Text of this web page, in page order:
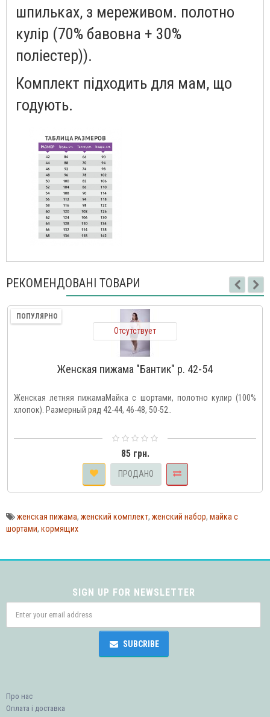
шпильках, з мереживом. полотно
кулір (70% бавовна + 30%
поліестер)).
Комплект підходить для мам, що
годують.
РЕКОМЕНДОВАНІ ТОВАРИ
ПОПУЛЯРНО
Отсутствует
Женская пижама "Бантик" р. 42-54
Женская летняя пижамаМайка с шортами, полотно кулир (100%
хлопок). Размерный ряд 42-44, 46-48, 50-52..
85 грн.
ПРОДАНО
женская пижама, женский комплект, женский набор, майка с
шортами, кормящих
SIGN UP FOR NEWSLETTER
SUBCRIBE
Про нас
Оплата і доставка